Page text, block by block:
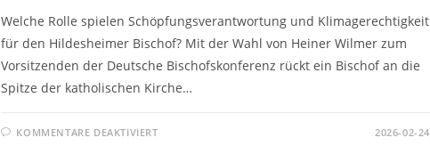
Welche Rolle spielen Schöpfungsverantwortung und Klimagerechtigkeit
für den Hildesheimer Bischof? Mit der Wahl von Heiner Wilmer zum
Vorsitzenden der Deutsche Bischofskonferenz rückt ein Bischof an die
Spitze der katholischen Kirche…
KOMMENTARE DEAKTIVIERTFÜR 2026-02-24